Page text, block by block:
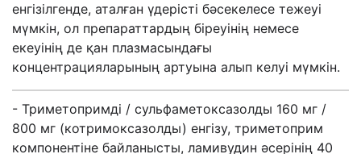
енгізілгенде, аталған үдерісті бәсекелесе тежеуі
мүмкін, ол препараттардың біреуінің немесе
екеуінің де қан плазмасындағы
концентрацияларының артуына алып келуі мүмкін.
- Триметопримді / сульфаметоксазолды 160 мг /
800 мг (котримоксазолды) енгізу, триметоприм
компонентіне байланысты, ламивудин әсерінің 40